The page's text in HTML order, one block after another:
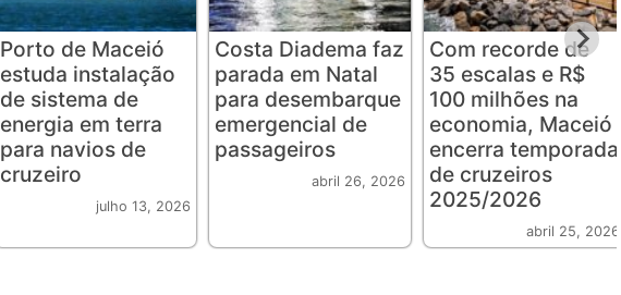
Porto de Maceió
estuda instalação
de sistema de
energia em terra
para navios de
cruzeiro
julho 13, 2026
Costa Diadema faz
parada em Natal
para desembarque
emergencial de
passageiros
abril 26, 2026
Com recorde de
35 escalas e R$
100 milhões na
economia, Maceió
encerra temporada
de cruzeiros
2025/2026
abril 25, 2026